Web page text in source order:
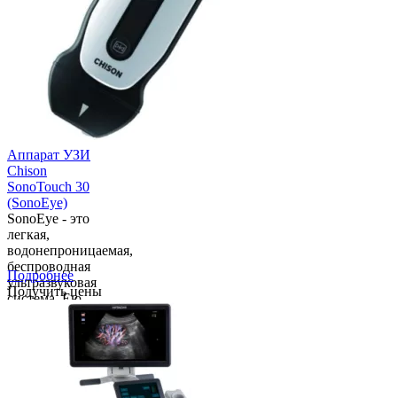
и подходит для
использования
Аппарат УЗИ
Chison
SonoTouch 30
(SonoEye)
SonoEye - это
легкая,
водонепроницаемая,
беспроводная
ультразвуковая
система. Ею
так же легко
использовать,
как сотовым
телефоном с
Подробнее
Получить цены